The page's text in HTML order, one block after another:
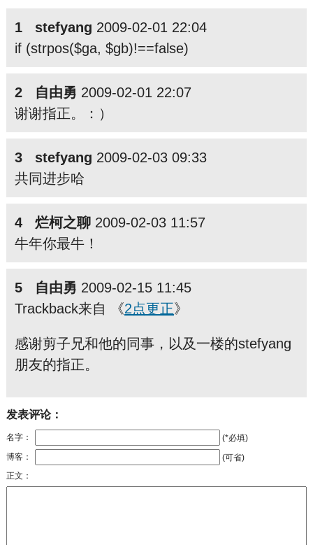
1 stefyang 2009-02-01 22:04
if (strpos($ga, $gb)!==false)
2 自由勇 2009-02-01 22:07
谢谢指正。：）
3 stefyang 2009-02-03 09:33
共同进步哈
4 烂柯之聊2009-02-03 11:57
牛年你最牛！
5 自由勇 2009-02-15 11:45
Trackback来自 《2点更正》
感谢剪子兄和他的同事，以及一楼的stefyang
朋友的指正。
发表评论：
名字：
(*必填)
博客：
(可省)
正文：